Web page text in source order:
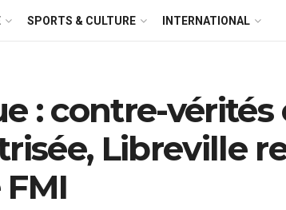
SPORTS & CULTURE INTERNATIONAL
: contre-vérités
Libreville